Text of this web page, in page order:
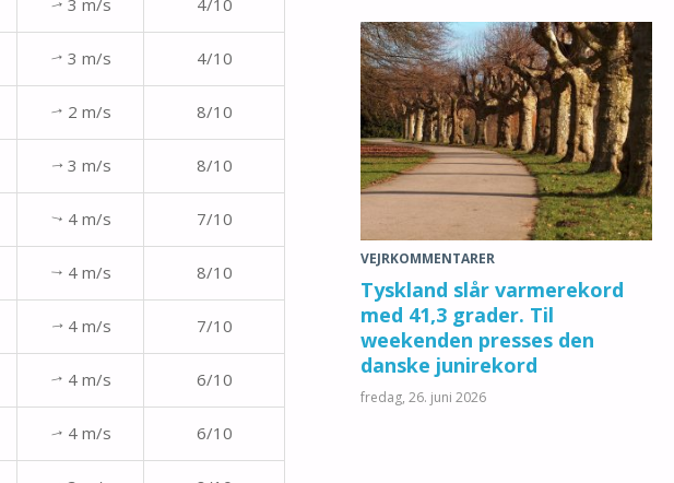
↑
↑3 m/s 4/10
↑2 m/s 8/10
↑3 m/s 8/10
↑4 m/s 7/10
↑4 m/s 8/10
↑4 m/s 7/10
↑4 m/s 6/10
↑4 m/s 6/10
VEJRKOMMENTARER
Tyskland slår varmerekord
med 41,3 grader. Til
weekenden presses den
danske junirekord
fredag, 26. juni 2026